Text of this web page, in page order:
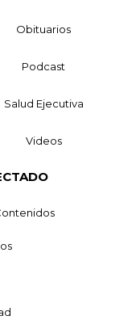
Obituarios
Podcast
Salud Ejecutiva
Videos